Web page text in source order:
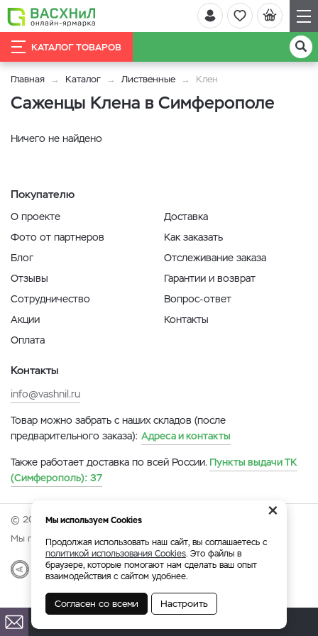
КАТАЛОГ ТОВАРОВ
Главная Каталог Лиственные Клен
Саженцы Клена в Симферополе
Ничего не найдено
Покупателю
О проекте
Фото от партнеров
Блог
Отзывы
Сотрудничество
Акции
Оплата
Доставка
Как заказать
Отслеживание заказа
Гарантии и возврат
Вопрос-ответ
Контакты
Контакты
info@vashnil.ru
Товар можно забрать с наших складов (после
предварительного заказа): Адреса и контакты
Также работает доставка по всей России. Пункты выдачи ТК
(Симферополь): 37
© 2026 Онлайн-ярмарка ВАСХНиЛ.
Мы принимаем:
Разработка|Веб-аналитика
×
Мы используем Cookies
Продолжая использовать наш сайт, вы соглашаетесь с
политикой использования Cookies. Это файлы в
браузере, которые помогают нам сделать ваш опыт
взаимодействия с сайтом удобнее.
Согласен со всеми Настроить